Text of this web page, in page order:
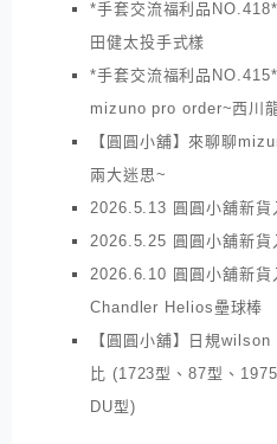
*手套交流福利品
田健太投手式樣
*手套交流福利品
mizuno pro order~西川
【圓圓小舖】來聊聊
兩大迷思~
2026.5.13 圓圓小舖新
2026.5.25 圓圓小舖新
2026.6.10 圓圓小舖新貨
Chandler Helios壘球棒
【圓圓小舖】日規
比 (1723型、87型、
DU型)